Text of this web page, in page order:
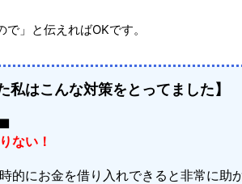
」と伝えればOKです。
私はこんな対策をとってました】
ない！
的にお金を借り入れできると非常に助か